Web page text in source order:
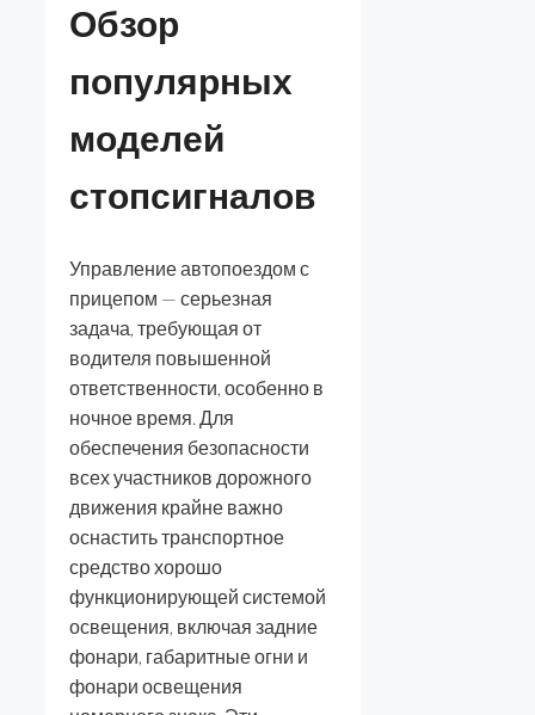
Обзор
популярных
моделей
стопсигналов
Управление автопоездом с
прицепом — серьезная
задача, требующая от
водителя повышенной
ответственности, особенно в
ночное время. Для
обеспечения безопасности
всех участников дорожного
движения крайне важно
оснастить транспортное
средство хорошо
функционирующей системой
освещения, включая задние
фонари, габаритные огни и
фонари освещения